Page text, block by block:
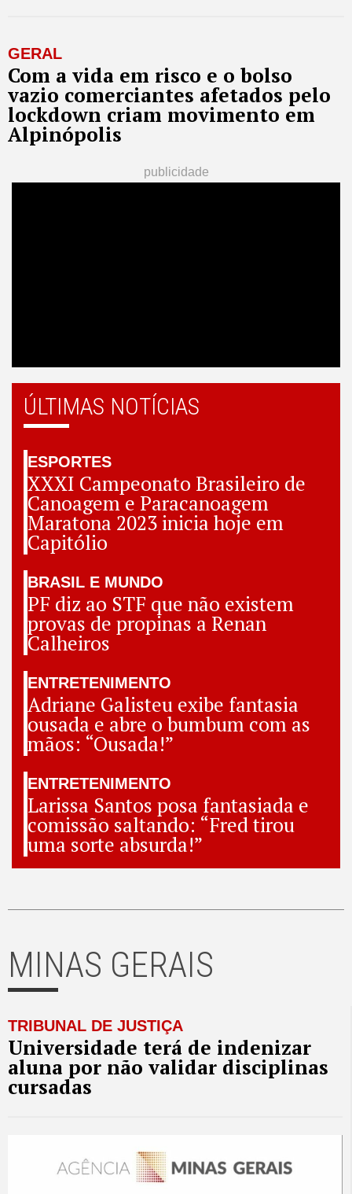
GERAL
Com a vida em risco e o bolso
vazio comerciantes afetados pelo
lockdown criam movimento em
Alpinópolis
publicidade
ÚLTIMAS NOTÍCIAS
ESPORTES
XXXI Campeonato Brasileiro de
Canoagem e Paracanoagem
Maratona 2023 inicia hoje em
Capitólio
BRASIL E MUNDO
PF diz ao STF que não existem
provas de propinas a Renan
Calheiros
ENTRETENIMENTO
Adriane Galisteu exibe fantasia
ousada e abre o bumbum com as
mãos: “Ousada!”
ENTRETENIMENTO
Larissa Santos posa fantasiada e
comissão saltando: “Fred tirou
uma sorte absurda!”
MINAS GERAIS
TRIBUNAL DE JUSTIÇA
Universidade terá de indenizar
aluna por não validar disciplinas
cursadas